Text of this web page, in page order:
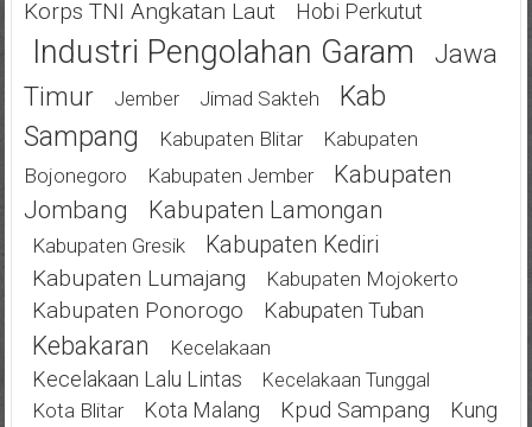
Korps TNI Angkatan Laut Hobi Perkutut
Industri Pengolahan Garam
Jawa
Timur
Jember Jimad Sakteh
Kab
Sampang
Kabupaten Blitar
Kabupaten
Bojonegoro
Kabupaten Jember
Kabupaten
Jombang
Kabupaten Lamongan
Kabupaten Gresik
Kabupaten Kediri
Kabupaten Lumajang
Kabupaten Mojokerto
Kabupaten Ponorogo Kabupaten Tuban
Kebakaran Kecelakaan
Kecelakaan Lalu Lintas Kecelakaan Tunggal
Kota Blitar Kota Malang Kpud Sampang
Kung